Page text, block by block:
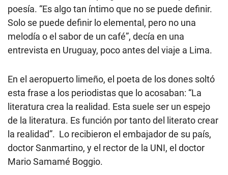
poesía. “Es algo tan íntimo que no se puede definir.
Solo se puede definir lo elemental, pero no una
melodía o el sabor de un café”, decía en una
entrevista en Uruguay, poco antes del viaje a Lima.
En el aeropuerto limeño, el poeta de los dones soltó
esta frase a los periodistas que lo acosaban: “La
literatura crea la realidad. Esta suele ser un espejo
de la literatura. Es función por tanto del literato crear
la realidad”. Lo recibieron el embajador de su país,
doctor Sanmartino, y el rector de la UNI, el doctor
Mario Samamé Boggio.